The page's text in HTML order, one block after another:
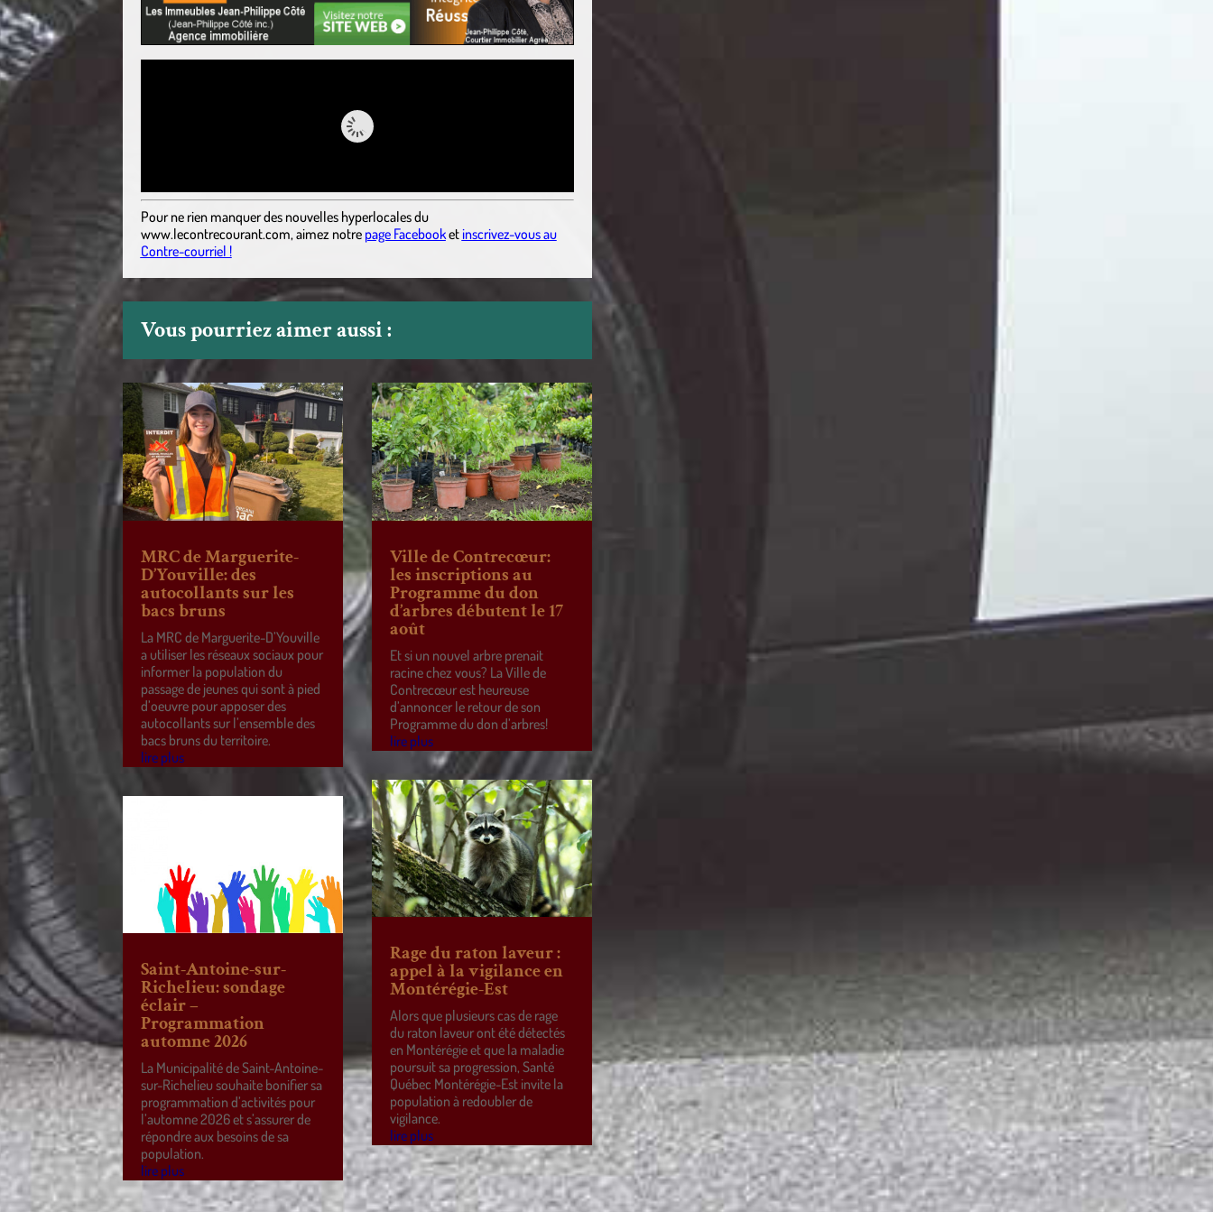
Pour ne rien manquer des nouvelles hyperlocalesdu
www.lecontrecourant.com,aimez notre page Facebooketinscrivez-vous au
Contre-courriel !
Vous pourriez aimer aussi :
MRC de Marguerite-
D’Youville: des
autocollants sur les
bacs bruns
La MRC de Marguerite-D’Youville
a utiliser les réseaux sociaux pour
informer la population du
passage de jeunes qui sont à pied
d’oeuvre pour apposer des
autocollants sur l’ensemble des
bacs bruns du territoire.
lire plus
Saint-Antoine-sur-
Richelieu: sondage
éclair –
Programmation
automne 2026
La Municipalité de Saint-Antoine-
sur-Richelieu souhaite bonifier sa
programmation d’activités pour
l’automne 2026 et s’assurer de
répondre aux besoins de sa
population.
lire plus
Ville de Contrecœur:
les inscriptions au
Programme du don
d’arbres débutent le 17
août
Et si un nouvel arbre prenait
racine chez vous? La Ville de
Contrecœur est heureuse
d’annoncer le retour de son
Programme du don d’arbres!
lire plus
Rage du raton laveur :
appel à la vigilance en
Montérégie-Est
Alors que plusieurs cas de rage
du raton laveur ont été détectés
en Montérégie et que la maladie
poursuit sa progression, Santé
Québec Montérégie-Est invite la
population à redoubler de
vigilance.
lire plus